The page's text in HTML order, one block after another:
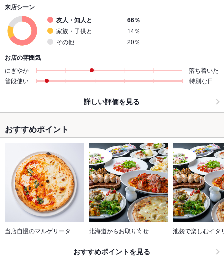
来店シーン
友人・知人と
66％
家族・子供と
14％
その他
20％
お店の雰囲気
にぎやか
落ち着いた
普段使い
特別な日
詳しい評価を見る
おすすめポイント
当店自慢のマルゲリータ 北海道からお取り寄せ 池袋で楽しむイタ
おすすめポイントを見る